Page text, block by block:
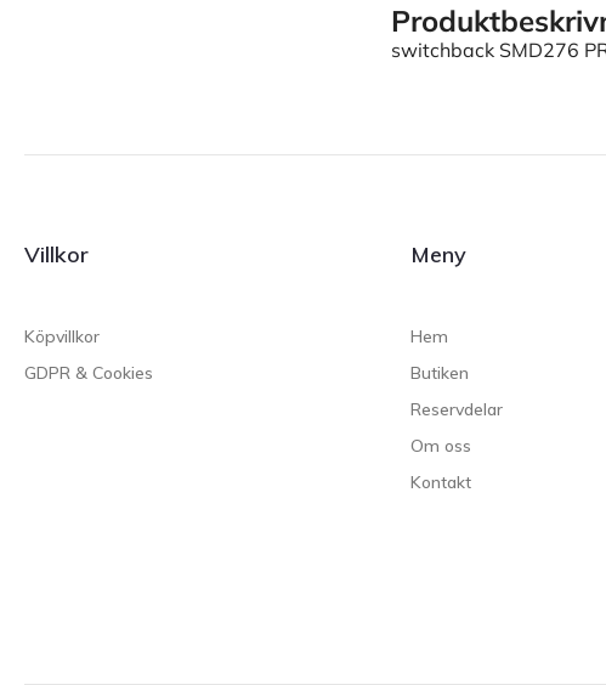
switchback SMD276
Villkor
Köpvillkor
GDPR & Cookies
Meny
Hem
Butiken
Reservdelar
Om oss
Kontakt